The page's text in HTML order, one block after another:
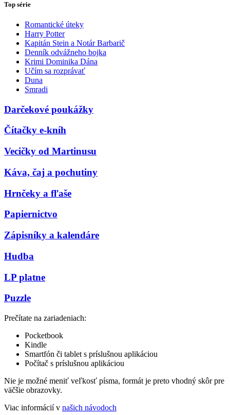
Top série
Romantické úteky
Harry Potter
Kapitán Stein a Notár Barbarič
Denník odvážneho bojka
Krimi Dominika Dána
Učím sa rozprávať
Duna
Smradi
Darčekové poukážky
Čítačky e-kníh
Vecičky od Martinusu
Káva, čaj a pochutiny
Hrnčeky a fľaše
Papiernictvo
Zápisníky a kalendáre
Hudba
LP platne
Puzzle
Prečítate na zariadeniach:
Pocketbook
Kindle
Smartfón či tablet s príslušnou aplikáciou
Počítač s príslušnou aplikáciou
Nie je možné meniť veľkosť písma, formát je preto vhodný skôr pre
väčšie obrazovky.
Viac informácií v našich návodoch